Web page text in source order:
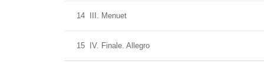
14 III. Menuet
15 IV. Finale. Allegro